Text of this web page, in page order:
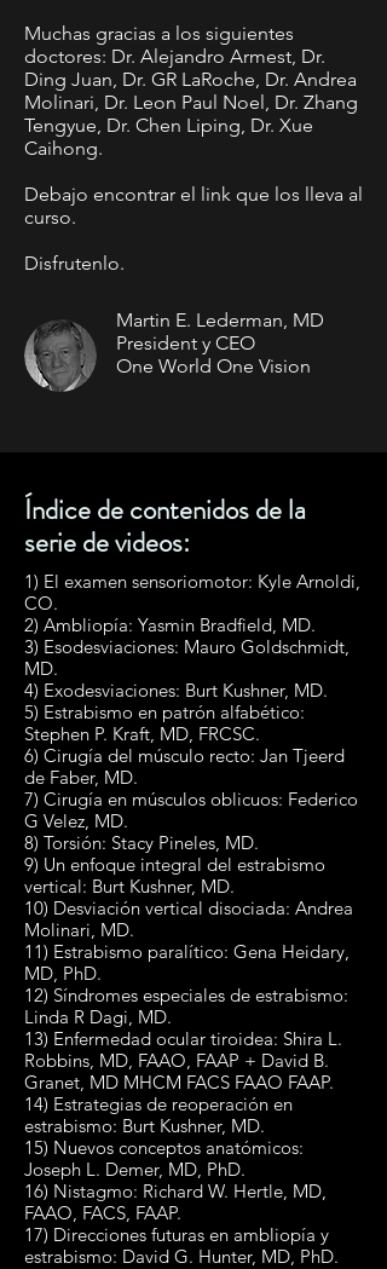
Muchas gracias a los siguientes
doctores: Dr. Alejandro Armest, Dr.
Ding Juan, Dr. GR LaRoche, Dr. Andrea
Molinari, Dr. Leon Paul Noel, Dr. Zhang
Tengyue, Dr. Chen Liping, Dr. Xue
Caihong.
Debajo encontrar el link que los lleva al
curso.
Disfrutenlo.
Martin E. Lederman, MD
President y CEO
One World One Vision
Índice de contenidos de la
serie de videos:
1) El examen sensoriomotor: Kyle Arnoldi,
CO.
2) Ambliopía: Yasmin Bradfield, MD.
3) Esodesviaciones: Mauro Goldschmidt,
MD.
4) Exodesviaciones: Burt Kushner, MD.
5) Estrabismo en patrón alfabético:
Stephen P. Kraft, MD, FRCSC.
6) Cirugía del músculo recto: Jan Tjeerd
de Faber, MD.
7) Cirugía en músculos oblicuos: Federico
G Velez, MD.
8) Torsión: Stacy Pineles, MD.
9) Un enfoque integral del estrabismo
vertical: Burt Kushner, MD.
10) Desviación vertical disociada: Andrea
Molinari, MD.
11) Estrabismo paralítico: Gena Heidary,
MD, PhD.
12) Síndromes especiales de estrabismo:
Linda R Dagi, MD.
13) Enfermedad ocular tiroidea: Shira L.
Robbins, MD, FAAO, FAAP + David B.
Granet, MD MHCM FACS FAAO FAAP.
14) Estrategias de reoperación en
estrabismo: Burt Kushner, MD.
15) Nuevos conceptos anatómicos:
Joseph L. Demer, MD, PhD.
16) Nistagmo: Richard W. Hertle, MD,
FAAO, FACS, FAAP.
17) Direcciones futuras en ambliopía y
estrabismo: David G. Hunter, MD, PhD.